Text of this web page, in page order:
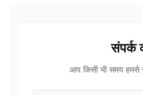
संपर्क
आप किसी भी समय